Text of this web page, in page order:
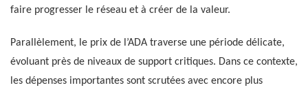
faire progresser le réseau et à créer de la valeur.
Parallèlement, le prix de l’ADA traverse une période délicate,
évoluant près de niveaux de support critiques. Dans ce contexte,
les dépenses importantes sont scrutées avec encore plus